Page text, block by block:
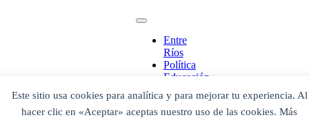
Este sitio usa cookies para analítica y para mejorar tu experiencia. Al
hacer clic en «Aceptar» aceptas nuestro uso de las cookies. Más
Entre
Ríos
Política
Educación
Legislaltura
Economía
Judiciales